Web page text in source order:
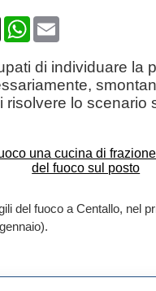
X WhatsApp
Email
di individuare la
risolvere lo scenario
del fuoco a Centallo, nel